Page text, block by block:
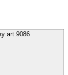
art.9086